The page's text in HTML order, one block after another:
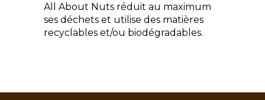
All About Nuts réduit au maximum
ses déchets et utilise des matières
recyclables et/ou biodégradables.